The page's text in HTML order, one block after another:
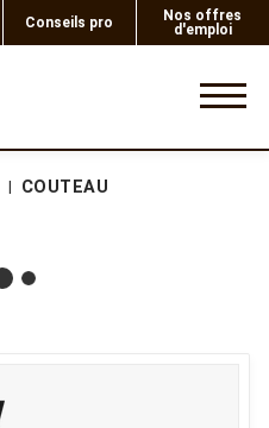
Conseils pro
Nos offres
d'emploi
COUTEAU